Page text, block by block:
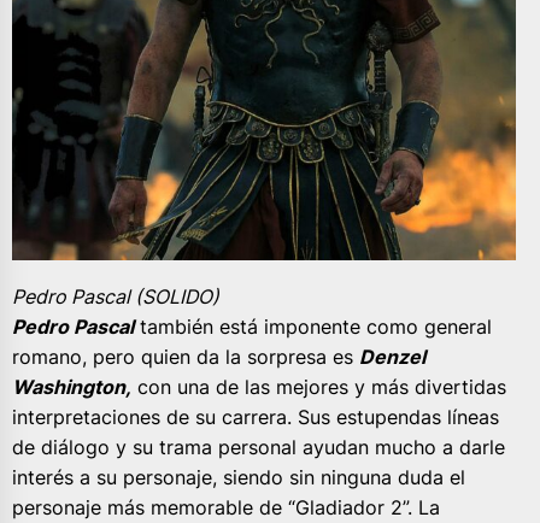
Pedro Pascal (SOLIDO)
Pedro Pascaltambién está imponente como general
romano, pero quien da la sorpresa es Denzel
Washington, con una de las mejores y más divertidas
interpretaciones de su carrera. Sus estupendas líneas
de diálogo y su trama personal ayudan mucho a darle
interés a su personaje, siendo sin ninguna duda el
personaje más memorable de “Gladiador 2”. La